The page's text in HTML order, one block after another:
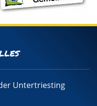
Untertriesting